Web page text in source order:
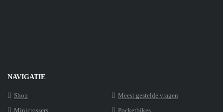
NAVIGATIE
Shop
Meest gestelde vragen
Minicrossers
Pocketbikes